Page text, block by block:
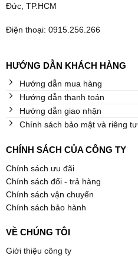
Đức, TP.HCM
Điện thoại: 0915.256.266
HƯỚNG DẪN KHÁCH HÀNG
Hướng dẫn mua hàng
Hướng dẫn thanh toán
Hướng dẫn giao nhận
Chính sách bảo mật và riêng tư
CHÍNH SÁCH CỦA CÔNG TY
Chính sách ưu đãi
Chính sách đổi - trả hàng
Chính sách vận chuyển
Chính sách bảo hành
VỀ CHÚNG TÔI
Giới thiệu công ty